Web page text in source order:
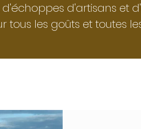
d'échoppes d'artisans et
tous les goûts et toutes